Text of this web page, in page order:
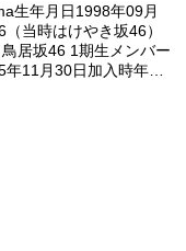
生年月日1998年09月
当時はけやき坂46）
居坂46 1期生メンバー
11月30日加入時年齢